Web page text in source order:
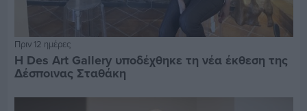
Πριν 12 ημέρες
Η Des Art Gallery υποδέχθηκε τη νέα έκθεση της
Δέσποινας Σταθάκη